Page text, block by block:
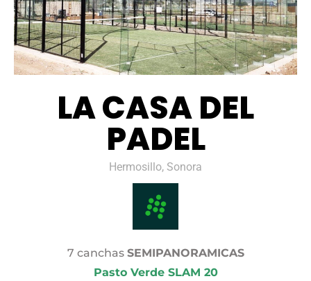
LA CASA DEL
PADEL
Hermosillo, Sonora
7 canchas SEMIPANORAMICAS
Pasto Verde SLAM 20